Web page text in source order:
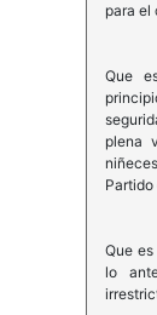
para el
Que
plena
Partido
Que
lo